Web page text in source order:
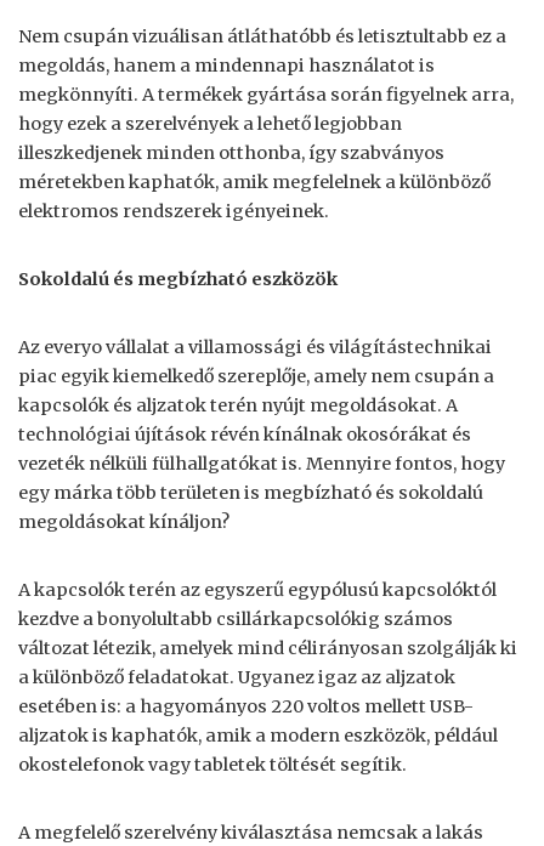
Nem csupán vizuálisan átláthatóbb és letisztultabb ez a
megoldás, hanem a mindennapi használatot is
megkönnyíti. A termékek gyártása során figyelnek arra,
hogy ezek a szerelvények a lehető legjobban
illeszkedjenek minden otthonba, így szabványos
méretekben kaphatók, amik megfelelnek a különböző
elektromos rendszerek igényeinek.
Sokoldalú és megbízható eszközök
Az everyo vállalat a villamossági és világítástechnikai
piac egyik kiemelkedő szereplője, amely nem csupán a
kapcsolók és aljzatok terén nyújt megoldásokat. A
technológiai újítások révén kínálnak okosórákat és
vezeték nélküli fülhallgatókat is. Mennyire fontos, hogy
egy márka több területen is megbízható és sokoldalú
megoldásokat kínáljon?
A kapcsolók terén az egyszerű egypólusú kapcsolóktól
kezdve a bonyolultabb csillárkapcsolókig számos
változat létezik, amelyek mind célirányosan szolgálják ki
a különböző feladatokat. Ugyanez igaz az aljzatok
esetében is: a hagyományos 220 voltos mellett USB-
aljzatok is kaphatók, amik a modern eszközök, például
okostelefonok vagy tabletek töltését segítik.
A megfelelő szerelvény kiválasztása nemcsak a lakás